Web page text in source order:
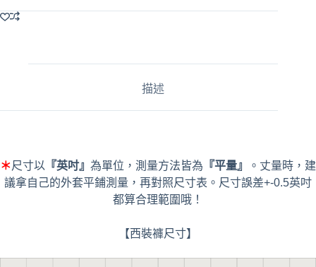
l
v
描述
＊尺寸以 『英吋』 為單位，測量方法皆為 『平量』
。丈量時，建
議拿自己的外套平鋪測量，再對照尺寸表。尺寸誤差+-0.5英吋
都算合理範圍哦！
【西裝褲尺寸】